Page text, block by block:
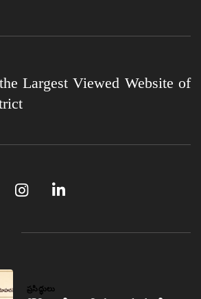
Largest Viewed Website of
ప్రసిద్ధులు